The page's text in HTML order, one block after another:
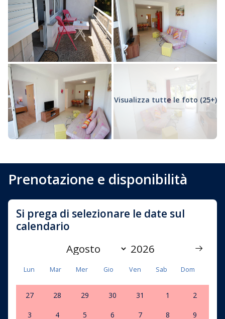
Visualizza tutte le foto (25+)
Prenotazione e disponibilità
Si prega di selezionare le date sul
calendario
Lun Mar Mer Gio Ven Sab Dom
27 28 29 30 31 1 2
3 4 5 6 7 8 9